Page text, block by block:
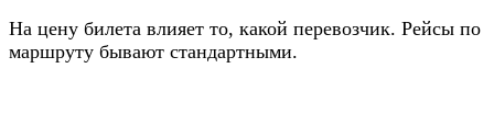
На цену билета влияет то, какой перевозчик. Рейсы по
маршруту бывают стандартными.